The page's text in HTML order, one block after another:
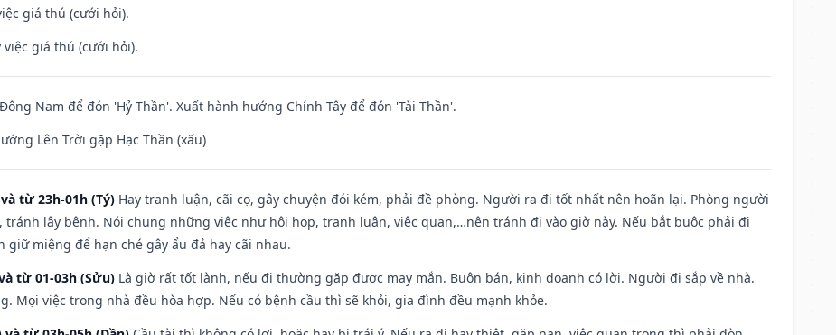
giá thú (cưới hỏi).
việc giá thú (cưới hỏi).
Nam để đón 'Hỷ Thần'. Xuất hành hướng Chính Tây để đón 'Tài Thần'.
Lên Trời gặp Hạc Thần (xấu)
từ 23h-01h (Tý) Hay tranh luận, cãi cọ, gây chuyện đói kém, phải đề phòng. Người ra đi tốt nhất nên hoãn lại. Phòng người
tránh lây bệnh. Nói chung những việc như hội họp, tranh luận, việc quan,…nên tránh đi vào giờ này. Nếu bắt buộc phải đi
giữ miệng để hạn ché gây ẩu đả hay cãi nhau.
từ 01-03h (Sửu) Là giờ rất tốt lành, nếu đi thường gặp được may mắn. Buôn bán, kinh doanh có lời. Người đi sắp về nhà.
Mọi việc trong nhà đều hòa hợp. Nếu có bệnh cầu thì sẽ khỏi, gia đình đều mạnh khỏe.